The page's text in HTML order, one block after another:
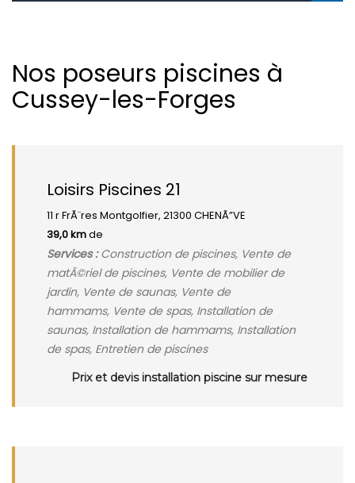
Nos poseurs piscines à
Cussey-les-Forges
Loisirs Piscines 21
11 r FrÃ¨res Montgolfier, 21300 CHENÃ”VE
39,0 kmde
Services :Construction de piscines, Vente de
matÃ©riel de piscines, Vente de mobilier de
jardin, Vente de saunas, Vente de
hammams, Vente de spas, Installation de
saunas, Installation de hammams, Installation
de spas, Entretien de piscines
Prix et devis installation piscine sur mesure